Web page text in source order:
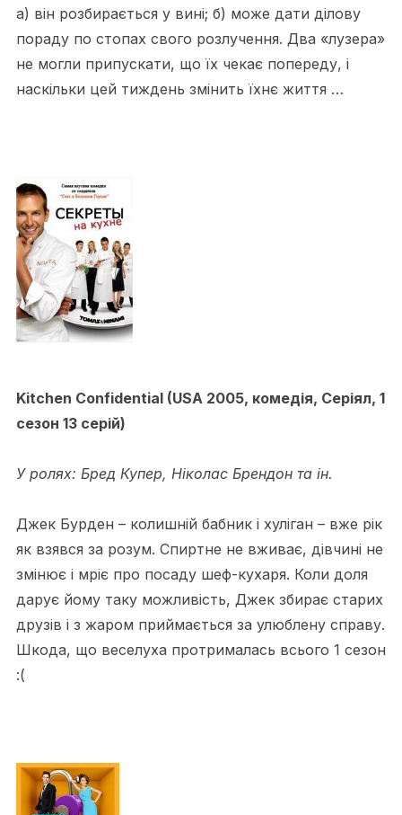
а) він розбирається у вині; б) може дати ділову
пораду по стопах свого розлучення. Два «лузера»
не могли припускати, що їх чекає попереду, і
наскільки цей тиждень змінить їхнє життя …
Kitchen Confidential (USA 2005, комедія, Серіял, 1
сезон 13 серій)
У ролях: Бред Купер, Ніколас Брендон та ін.
Джек Бурден – колишній бабник і хуліган – вже рік
як взявся за розум. Спиртне не вживає, дівчині не
змінює і мріє про посаду шеф-кухаря. Коли доля
дарує йому таку можливість, Джек збирає старих
друзів і з жаром приймається за улюблену справу.
Шкода, що веселуха протрималась всього 1 сезон
:(